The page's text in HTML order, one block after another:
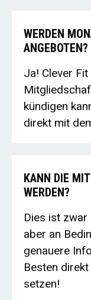
WERDEN
ANGEBOTEN?
Ja! Clever
kündigen
direkt mit
KANN DIE
WERDEN?
Dies ist
aber an
genauere
Besten
setzen!